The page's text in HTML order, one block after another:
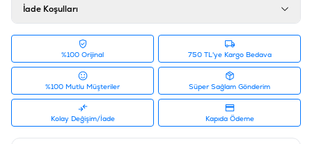
Analiz
Protein %12, Ham Sıvı ve Katı Yağlar %2, Ham Selüloz
%0,5, Ham Kül %1,2, Nem %83
Ürün Filtreleri
Barkod
:
8005852712622
Tedarikçi Ürün Kodu
İade Koşulları
%100 Orijinal 750 TL'ye Kargo Bedava
%100 Mutlu Müşteriler Süper Sağlam Gönderim
Kolay Değişim/İade Kapıda Ödeme